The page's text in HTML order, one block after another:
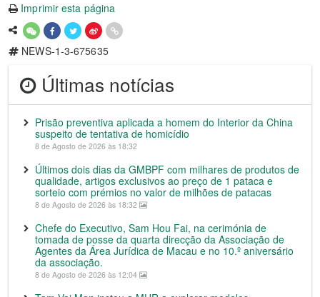
Imprimir esta página
NEWS-1-3-675635
Últimas notícias
Prisão preventiva aplicada a homem do Interior da China
suspeito de tentativa de homicídio
8 de Agosto de 2026 às 18:32
Últimos dois dias da GMBPF com milhares de produtos de
qualidade, artigos exclusivos ao preço de 1 pataca e
sorteio com prémios no valor de milhões de patacas
8 de Agosto de 2026 às 18:32
Chefe do Executivo, Sam Hou Fai, na cerimónia de
tomada de posse da quarta direcção da Associação de
Agentes da Área Jurídica de Macau e no 10.º aniversário
da associação.
8 de Agosto de 2026 às 12:04